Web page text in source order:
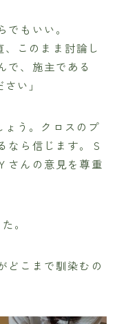
もいい。
、このまま討論し
で、施主である
い」
ょう。クロスのプ
なら信じます。Ｓ
さんの意見を尊重
。
どこまで馴染むの